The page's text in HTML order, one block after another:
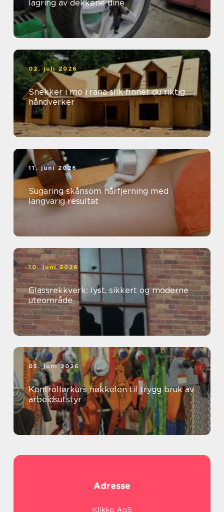
lagring av dekkene dine
02. juli 2026
Snekker i mo i rana slik finner du riktig
håndverker
11. juni 2026
Sugaring skånsom hårfjerning med
langvarig resultat
10. juni 2026
Glassrekkverk: lyst, sikkert og moderne
uteområde
05. juni 2026
Kontrollørkurs nøkkelen til trygg bruk av
arbeidsutstyr
Adresse